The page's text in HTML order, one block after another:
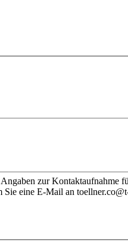
zur Kontaktaufnahme
eine E-Mail an